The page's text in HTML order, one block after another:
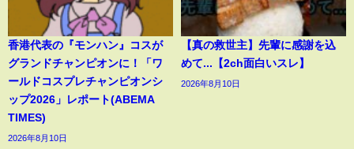
香港代表の『モンハン』コスが
グランドチャンピオンに！「ワ
ールドコスプレチャンピオンシ
ップ2026」レポート(ABEMA
TIMES)
2026年8月10日
【真の救世主】先輩に感謝を込
めて...【2ch面白いスレ】
2026年8月10日